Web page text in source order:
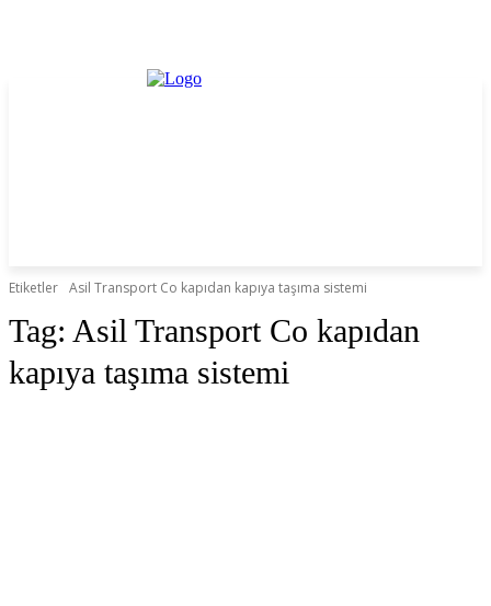
Etiketler Asil Transport Co kapıdan kapıya taşıma sistemi
Tag: Asil Transport Co kapıdan
kapıya taşıma sistemi